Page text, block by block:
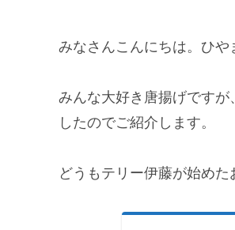
みなさんこんにちは。ひや
みんな大好き唐揚げです
したのでご紹介します。
どうもテリー伊藤が始めた